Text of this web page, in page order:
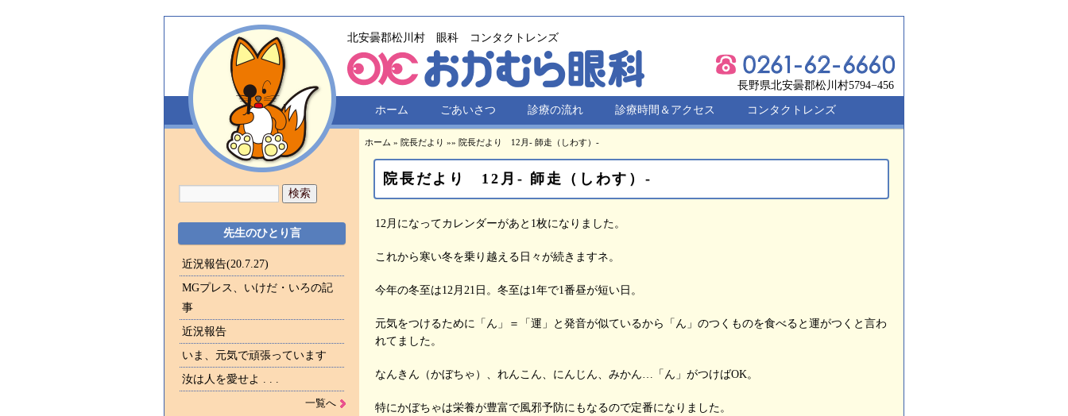
北安曇郡松川村 眼科 コンタクトレンズ
長野県北安曇郡松川村5794−456
ホーム ごあいさつ 診療の流れ 診療時間＆アクセス コンタクトレンズ
ホーム » 院長だより »» 院長だより 12月- 師走（しわす）-
院長だより 12月- 師走（しわす）-
12月になってカレンダーがあと1枚になりました。
これから寒い冬を乗り越える日々が続きますネ。
今年の冬至は12月21日。冬至は1年で1番昼が短い日。
元気をつけるために「ん」＝「運」と発音が似ているから「ん」のつくものを食べると運がつくと言わ
れてました。
なんきん（かぼちゃ）、れんこん、にんじん、みかん…「ん」がつけばOK。
特にかぼちゃは栄養が豊富で風邪予防にもなるので定番になりました。
先生のひとり言
近況報告(20.7.27)
MGプレス、いけだ・いろの記
事
近況報告
いま、元気で頑張っています
汝は人を愛せよ . . .
一覧へ